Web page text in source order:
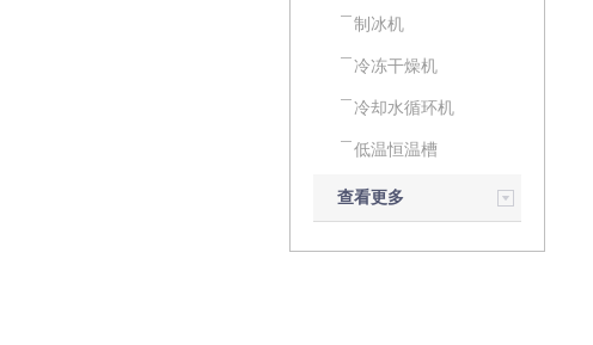
制冰机
冷冻干燥机
冷却水循环机
低温恒温槽
查看更多